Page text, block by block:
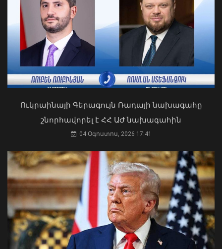
Իրանի գերագույն և հոգևոր
հանդիպել են
09 Օգոստոս, 2026 20:21
Դուք 5 տարի ինձնից փախած եք ման
եկել. Կոնջորյանը՝ «Հայաստան»
04 Օգոստոս, 2026 15:53
Ուկրաինայի Գերագույն Ռադայի նախագահը
շնորհավորել է ՀՀ ԱԺ նախագահին
04 Օգոստոս, 2026 17:41